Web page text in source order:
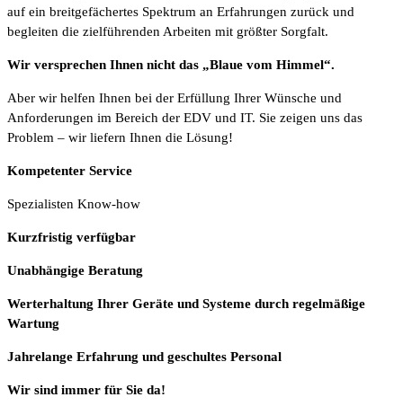
auf ein breitgefächertes Spektrum an Erfahrungen zurück und
begleiten die zielführenden Arbeiten mit größter Sorgfalt.
Wir versprechen Ihnen nicht das „Blaue vom Himmel“.
Aber wir helfen Ihnen bei der Erfüllung Ihrer Wünsche und
Anforderungen im Bereich der EDV und IT. Sie zeigen uns das
Problem – wir liefern Ihnen die Lösung!
Kompetenter Service
Spezialisten Know-how
Kurzfristig verfügbar
Unabhängige Beratung
Werterhaltung Ihrer Geräte und Systeme durch regelmäßige
Wartung
Jahrelange Erfahrung und geschultes Personal
Wir sind immer für Sie da!